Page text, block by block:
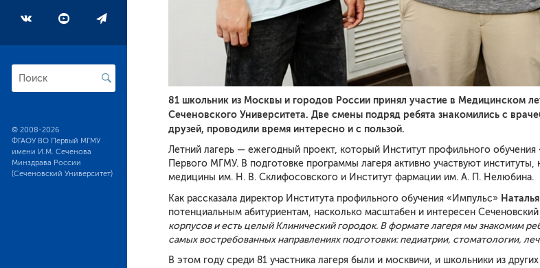
© 2008-2026
ФГАОУ ВО Первый МГМУ
имени И.М. Сеченова
Минздрава России
(Сеченовский Университет)
81 школьник из Москвы и городов России принял участие в Медицинском
Сеченовского Университета. Две смены подряд ребята знакомились с врач
друзей, проводили время интересно и с пользой.
Летний лагерь — ежегодный проект, который Институт профильного
Первого МГМУ. В подготовке программы лагеря активно участвуют
медицины им. Н. В. Склифосовского и Институт фармации им. А. П. Нелюбина.
Как рассказала директор Института профильного обучения «Импульс»
потенциальным абитуриентам, насколько масштабен и интересен Сеченовский
корпусов и есть целый Клинический городок. В формате лагеря мы знакомим
самых востребованных направлениях подготовки: педиатрии, стоматологии,
В этом году среди 81 участника лагеря были и москвичи, и школьники из